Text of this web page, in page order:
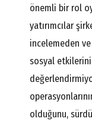
önemli bir rol
yatırımcılar
incelemeden
sosyal
olduğunu,